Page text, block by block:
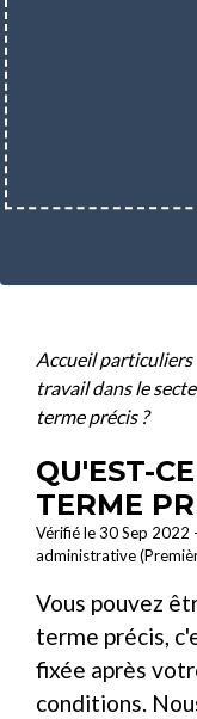
Accueil particuliers
travail dans le
terme précis ?
QU'EST-
TERME
Vérifié le 30 Sep
administrative
Vous pouvez
terme précis,
fixée après
conditions.